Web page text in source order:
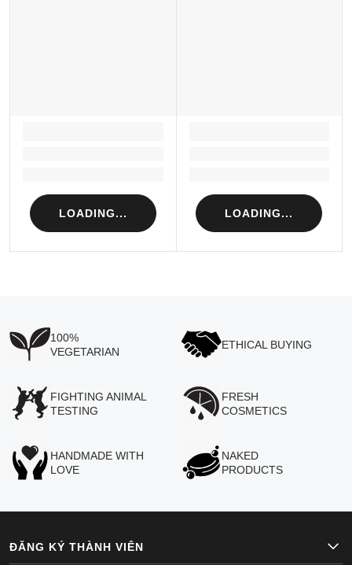
LOADING... LOADING...
100%
VEGETARIAN
ETHICAL BUYING
FIGHTING ANIMAL
TESTING
FRESH
COSMETICS
HANDMADE WITH
LOVE
NAKED
PRODUCTS
ĐĂNG KÝ THÀNH VIÊN